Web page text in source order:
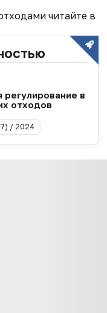
читайте в
регулирование в
отходов
/ 2024